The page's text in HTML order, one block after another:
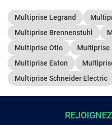
Multiprise Legrand
Multiprise Brennenstuhl
Multiprise Otio
Multiprise
Multiprise Eaton
Multiprise Schneider Electric